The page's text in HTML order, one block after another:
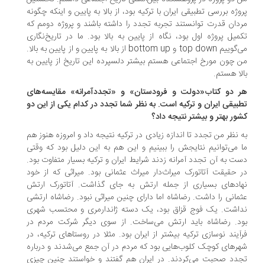
بررسی تطبیقی ایران با ترکیه بود، از بالا به پایین و اینکه چگونه
قدرت توانستند تجربه تجدد را داشته باشند و پروژه دومم که
پروژه اول بود، نگاه از پایین به بالا بود. ما در تاریخ‌نگاری
می‌گوییم top down و bottom up از بالا به پایین و از پایین به بالا.
چون مورخ اجتماعی هستم بیشتر دلسپرده این تاریخ از پایین به
هستم.
دو کتاب«دولت و فرودستان» و «تجددآمرانه» مقایسه‌های
ایران و ترکیه است. به نظر شما تجدد در کدام یکی از این دو
بهتر و بیشتر نتیجه داد؟
نظر من تجدد تا اندازه زیادی در ترکیه نتیجه داد و امروزه هنوز هم
می‌توانیم نتایجش را ببینیم و این هم به این دلیل بود که وقتی
به آن تجدد آمرانه زدند شرایط ایران و ترکیه بسیار متفاوت بود.
حقیقت آتاتورک میراث‌دار میراث عثمانی بود. میراثی که از خود
بسیاری از جمله ارتش به جای گذاشت. آتاتورک ارتش
را داشت. رضاشاه اما دارای چنین میراثی نبود. رضاشاه ارتشی
یک فوج قزاق بود، یک دسته ژاندارمری و محتسب شهری
رضاشاه باید ارتش می‌ساخت. از سوی دیگر شرکت مردم در
نوسازی ترکیه بیشتر از ایران بود. مثلا در روستاهای ترکیه، در
کوچک کلوب‌هایی بود که مردم در آن‌ جمع می‌شدند و درباره
صحبت می‌کردند. در ایران هم گفتند و خواستند چنین چیزی